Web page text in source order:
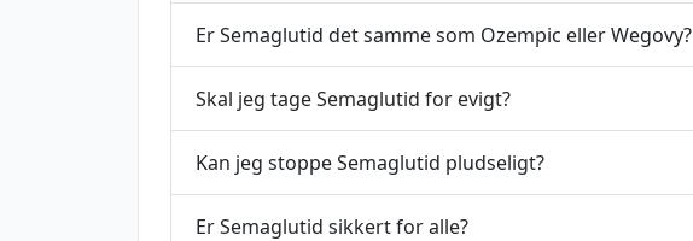
Er Semaglutid det samme som Ozempic eller Wegovy?
Skal jeg tage Semaglutid for evigt?
Kan jeg stoppe Semaglutid pludseligt?
Er Semaglutid sikkert for alle?